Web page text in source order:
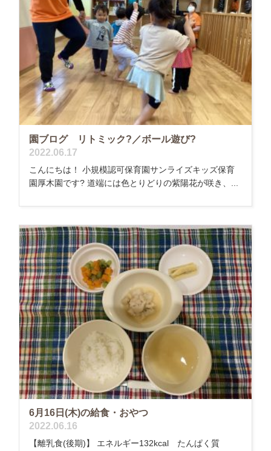
園ブログ リトミック?／ボール遊び?
2022.06.17
こんにちは！ 小規模認可保育園サンライズキッズ保育
園厚木園です? 道端には色とりどりの紫陽花が咲き、...
6月16日(木)の給食・おやつ
2022.06.16
【離乳食(後期)】 エネルギー132kcal たんぱく質